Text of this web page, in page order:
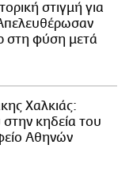
στιγμή για
στη φύση μετά
Χαλκιάς:
κηδεία του
Αθηνών